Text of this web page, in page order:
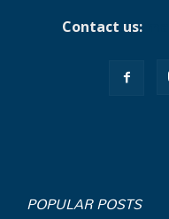
Contact us:
POPULAR POSTS